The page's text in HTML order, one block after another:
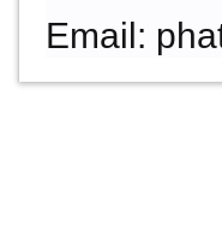
Email: